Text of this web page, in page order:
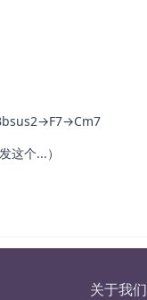
这个...）
关于我们